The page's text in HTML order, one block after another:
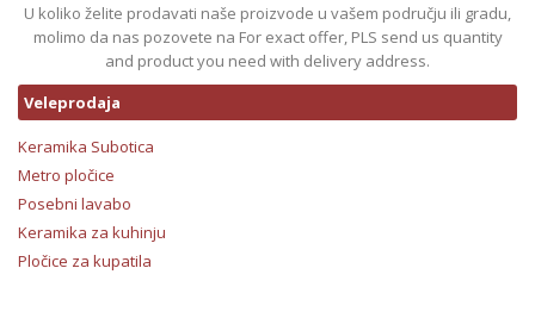
U koliko želite prodavati naše proizvode u vašem području ili gradu,
molimo da nas pozovete na For exact offer, PLS send us quantity
and product you need with delivery address.
Veleprodaja
Keramika Subotica
Metro pločice
Posebni lavabo
Keramika za kuhinju
Pločice za kupatila